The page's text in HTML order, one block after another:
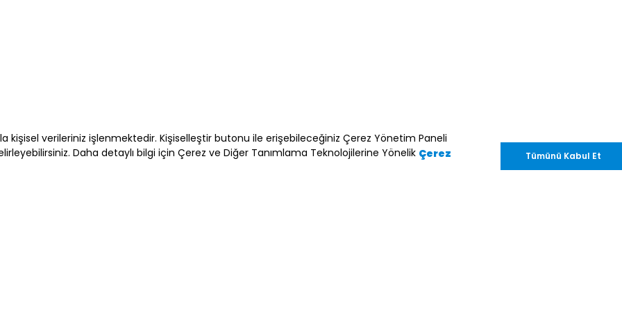
kabul ediyorum *
* Açık Rızanızı dilediğiniz zamankvkk@minycenter.com.tradresine göndereceğiniz bir
kişisel verileriniz işlenmektedir. Kişiselleştir butonu ile erişebileceğiniz Çerez Yönetim Paneli
Daha detaylı bilgi için Çerez ve Diğer Tanımlama Teknolojilerine Yönelik Çerez Tümünü Kabul Et